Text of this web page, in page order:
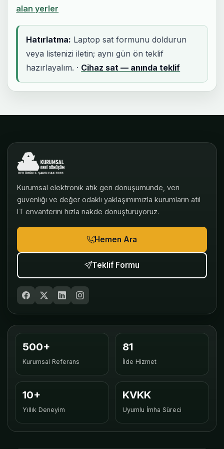
alan yerler
Hatırlatma: Laptop sat formunu doldurun
veya listenizi iletin; aynı gün ön teklif
hazırlayalım. · Cihaz sat — anında teklif
Kurumsal elektronik atık geri dönüşümünde, veri
güvenliği ve değer odaklı yaklaşımımızla kurumların atıl
IT envanterini hızla nakde dönüştürüyoruz.
Hemen Ara
Teklif Formu
500+
Kurumsal Referans
81
İlde Hizmet
10+
Yıllık Deneyim
KVKK
Uyumlu İmha Süreci